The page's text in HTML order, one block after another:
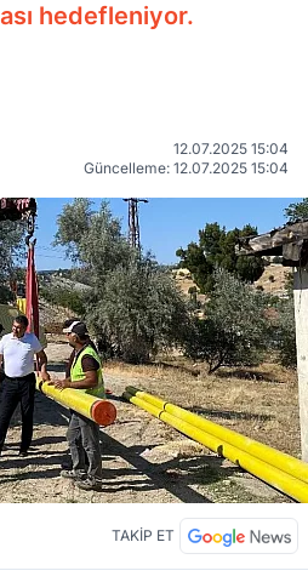
hedefleniyor.
12.07.2025 15:04
Güncelleme: 12.07.2025 15:04
TAKİP ET